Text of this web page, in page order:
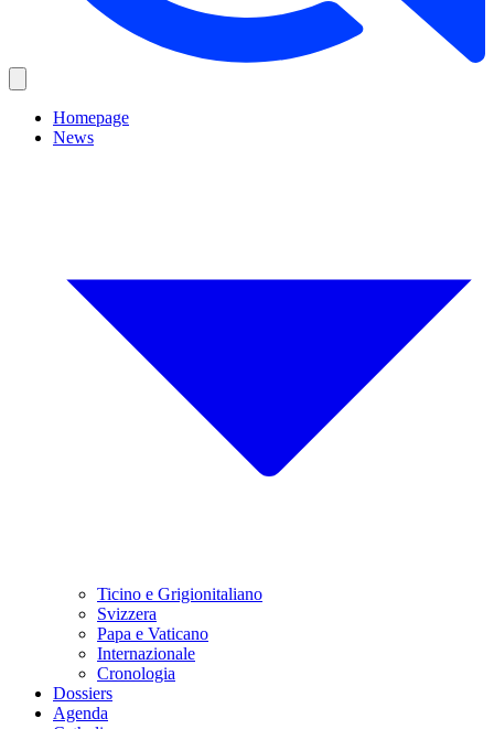
Homepage
News
Ticino e Grigionitaliano
Svizzera
Papa e Vaticano
Internazionale
Cronologia
Dossiers
Agenda